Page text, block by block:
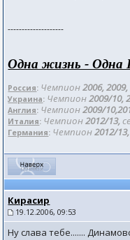
--------------------
Одна жизнь - Одна
Россия: Чемпион2006,
Украина: Чемпион2009/10,
Англия: Чемпион2009/
Италия: Чемпион2012/13,
Германия: Чемпион2012/13,
Кирасир
19.12.2006, 09:53
Ну слава тебе.......